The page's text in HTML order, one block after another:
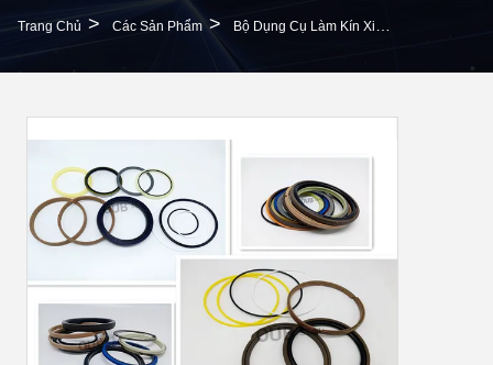
Trang Chủ > Các Sản Phẩm > Bộ Dụng Cụ Làm Kín Xi Lanh